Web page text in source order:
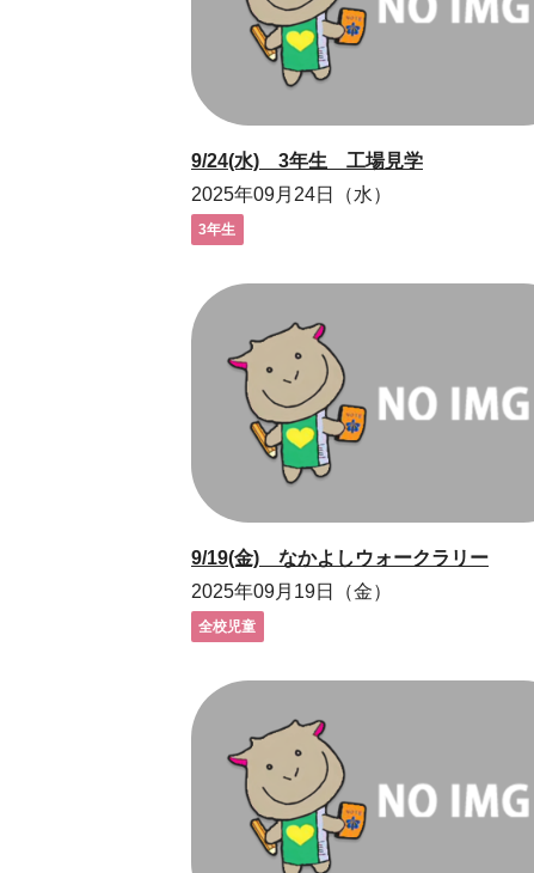
9/24(水) 3年生 工場見学
2025年09月24日（水）
3年生
9/19(金) なかよしウォークラリー
2025年09月19日（金）
全校児童